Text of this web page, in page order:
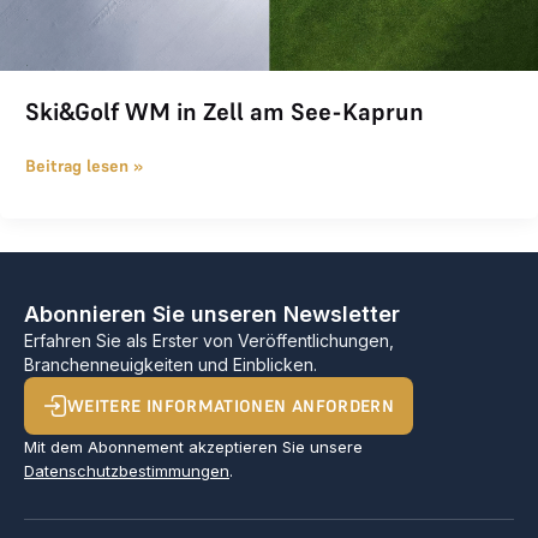
Ski&Golf WM in Zell am See-Kaprun
Beitrag lesen »
Abonnieren Sie unseren Newsletter
Erfahren Sie als Erster von Veröffentlichungen,
Branchenneuigkeiten und Einblicken.
WEITERE INFORMATIONEN ANFORDERN
Mit dem Abonnement akzeptieren Sie unsere
Datenschutzbestimmungen.